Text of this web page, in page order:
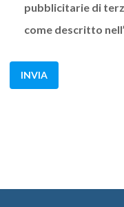
pubblicitarie di
come descritto